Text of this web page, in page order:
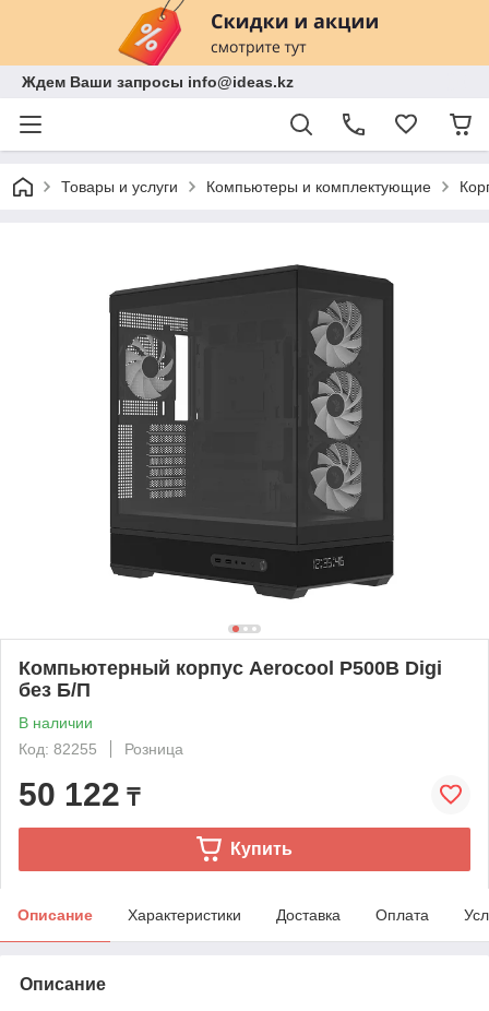
Ждем Ваши запросы info@ideas.kz
Товары и услуги Компьютеры и комплектующие
Компьютерный корпус Aerocool P500B Digi
без Б/П
В наличии
Код: 82255
Розница
50 122 ₸
Купить
Описание Характеристики Доставка Оплата
Описание